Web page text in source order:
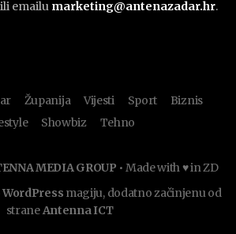
ili emailu marketing@antenazadar.hr.
Županija Vijesti Sport
Biznis
Showbiz Tehno
MEDIA GROUP • Made with ♥ in ZD
WordPress magiju, dodatno začinjenu od
straneAntenna ICT